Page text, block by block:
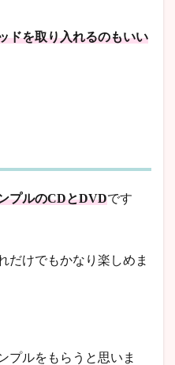
ドを取り入れるのもいい
プルのCDとDVDです
だけでもかなり楽しめま
プルをもらうと思いま